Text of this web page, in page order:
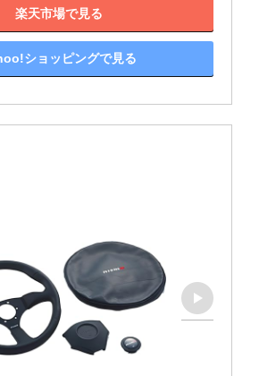
楽天市場で見る
ショッピングで見る